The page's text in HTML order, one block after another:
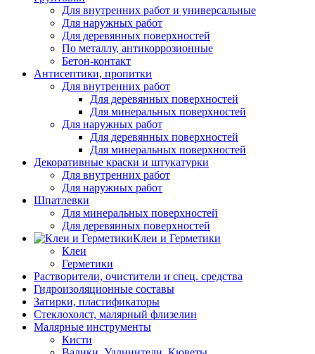
Для внутренних работ и универсальные
Для наружных работ
Для деревянных поверхностей
По металлу, антикоррозионные
Бетон-контакт
Антисептики, пропитки
Для внутренних работ
Для деревянных поверхностей
Для минеральных поверхностей
Для наружных работ
Для деревянных поверхностей
Для минеральных поверхностей
Декоративные краски и штукатурки
Для внутренних работ
Для наружных работ
Шпатлевки
Для минеральных поверхностей
Для деревянных поверхностей
Клеи и Герметики
Клеи
Герметики
Растворители, очистители и спец. средства
Гидроизоляционные составы
Затирки, пластификаторы
Стеклохолст, малярный флизелин
Малярные инструменты
Кисти